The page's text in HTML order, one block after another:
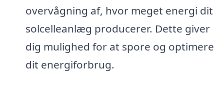
overvågning af, hvor meget energi dit
solcelleanlæg producerer. Dette giver
dig mulighed for at spore og optimere
dit energiforbrug.